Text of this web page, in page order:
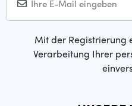
Mit der Registrierung
Verarbeitung Ihrer